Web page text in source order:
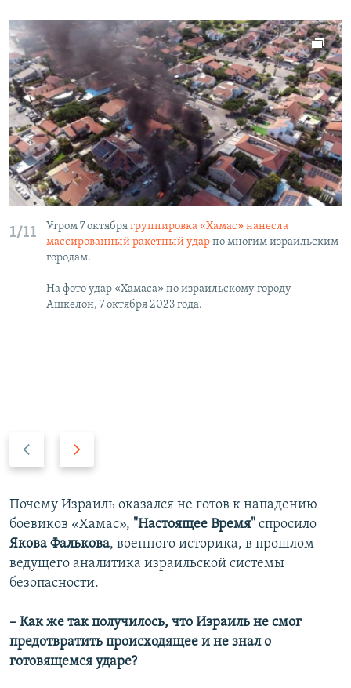
1/11 Утром 7 октября группировка «Хамас» нанесла
массированный ракетный удар по многим израильским
городам.
На фото удар «Хамаса» по израильскому городу
Ашкелон, 7 октября 2023 года.
д
ы
д
у
щ
й
с
л
д
у
ю
щ
и
с
л
а
Почему Израиль оказался не готов к нападению
боевиков «Хамас», "Настоящее Время" спросило
Якова Фалькова, военного историка, в прошлом
ведущего аналитика израильской системы
безопасности.
– Как же так получилось, что Израиль не смог
предотвратить происходящее и не знал о
готовящемся ударе?